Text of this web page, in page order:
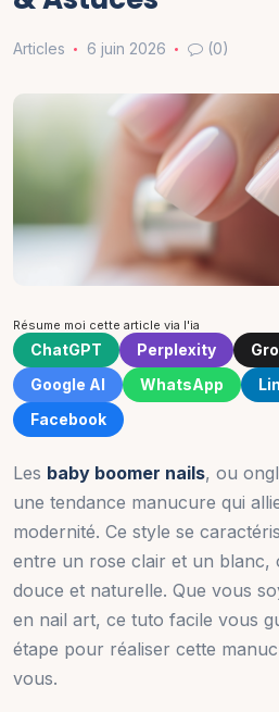
Articles 6 juin 2026 (0)
Résume moi cette article via l'ia
ChatGPT Perplexity
Google AI
WhatsApp
Facebook
Les baby boomer nails, ou
une tendance manucure qui
modernité. Ce style se
entre un rose clair et un blanc,
douce et naturelle. Que vous
en nail art, ce tuto facile vous
étape pour réaliser cette
vous.